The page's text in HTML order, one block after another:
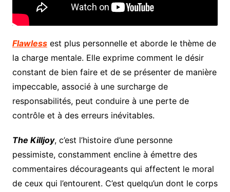
Flawlessest plus personnelle et aborde le thème de
la charge mentale. Elle exprime comment le désir
constant de bien faire et de se présenter de manière
impeccable, associé à une surcharge de
responsabilités, peut conduire à une perte de
contrôle et à des erreurs inévitables.
The Killjoy, c’est l’histoire d’une personne
pessimiste, constamment encline à émettre des
commentaires décourageants qui affectent le moral
de ceux qui l’entourent. C’est quelqu’un dont le corps